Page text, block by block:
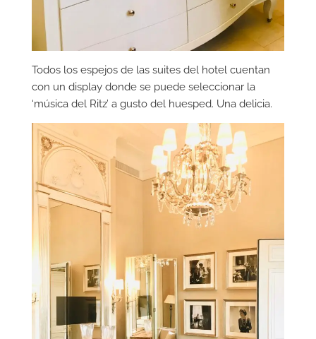
Todos los espejos de las suites del hotel cuentan
con un display donde se puede seleccionar la
‘música del Ritz’ a gusto del huesped. Una delicia.